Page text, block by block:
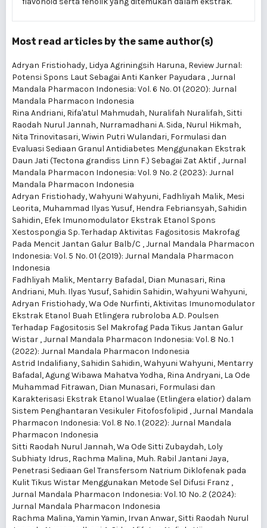
Most read articles by the same author(s)
Adryan Fristiohady, Lidya Agriningsih Haruna, Review Jurnal:
Potensi Spons Laut Sebagai Anti Kanker Payudara ,Jurnal
Mandala Pharmacon Indonesia: Vol. 6 No. 01 (2020): Jurnal
Mandala Pharmacon Indonesia
Rina Andriani, Rifa'atul Mahmudah, Nuralifah Nuralifah, Sitti
Raodah Nurul Jannah, Nurramadhani A. Sida, Nurul Hikmah,
Nita Trinovitasari, Wiwin Putri Wulandari, Formulasi dan
Evaluasi Sediaan Granul Antidiabetes Menggunakan Ekstrak
Daun Jati (Tectona grandiss Linn F.) Sebagai Zat Aktif ,Jurnal
Mandala Pharmacon Indonesia: Vol. 9 No. 2 (2023): Jurnal
Mandala Pharmacon Indonesia
Adryan Fristiohady, Wahyuni Wahyuni, Fadhliyah Malik, Mesi
Leorita, Muhammad Ilyas Yusuf, Hendra Febriansyah, Sahidin
Sahidin, Efek Imunomodulator Ekstrak Etanol Spons
Xestospongia Sp. Terhadap Aktivitas Fagositosis Makrofag
Pada Mencit Jantan Galur Balb/C ,Jurnal Mandala Pharmacon
Indonesia: Vol. 5 No. 01 (2019): Jurnal Mandala Pharmacon
Indonesia
Fadhliyah Malik, Mentarry Bafadal, Dian Munasari, Rina
Andriani, Muh. Ilyas Yusuf, Sahidin Sahidin, Wahyuni Wahyuni,
Adryan Fristiohady, Wa Ode Nurfinti,Aktivitas Imunomodulator
Ekstrak Etanol Buah Etlingera rubroloba A.D. Poulsen
Terhadap Fagositosis Sel Makrofag Pada Tikus Jantan Galur
Wistar ,Jurnal Mandala Pharmacon Indonesia: Vol. 8 No. 1
(2022): Jurnal Mandala Pharmacon Indonesia
Astrid Indalifiany, Sahidin Sahidin, Wahyuni Wahyuni, Mentarry
Bafadal, Agung Wibawa Mahatva Yodha, Rina Andryani, La Ode
Muhammad Fitrawan, Dian Munasari, Formulasi dan
Karakterisasi Ekstrak Etanol Wualae (Etlingera elatior) dalam
Sistem Penghantaran Vesikuler Fitofosfolipid ,Jurnal Mandala
Pharmacon Indonesia: Vol. 8 No. 1 (2022): Jurnal Mandala
Pharmacon Indonesia
Sitti Raodah Nurul Jannah, Wa Ode Sitti Zubaydah, Loly
Subhiaty Idrus, Rachma Malina, Muh. Rabil Jantani Jaya,
Penetrasi Sediaan Gel Transfersom Natrium Diklofenak pada
Kulit Tikus Wistar Menggunakan Metode Sel Difusi Franz ,
Jurnal Mandala Pharmacon Indonesia: Vol. 10 No. 2 (2024):
Jurnal Mandala Pharmacon Indonesia
Rachma Malina, Yamin Yamin, Irvan Anwar, Sitti Raodah Nurul